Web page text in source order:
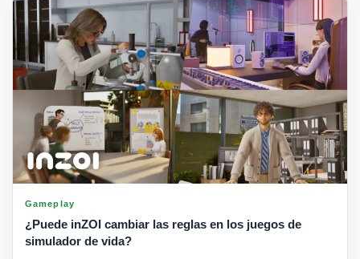
Gameplay
¿Puede inZOI cambiar las reglas en los juegos de
simulador de vida?